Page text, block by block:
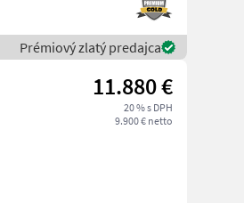
Prémiový zlatý predajca
11.880 €
20 % s DPH
9.900 € netto